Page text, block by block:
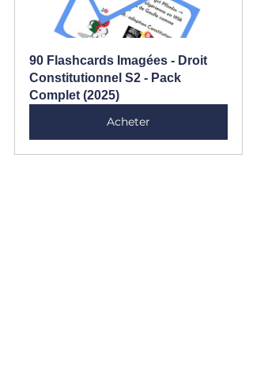
90 Flashcards Imagées - Droit
Constitutionnel S2 - Pack
Complet (2025)
Acheter